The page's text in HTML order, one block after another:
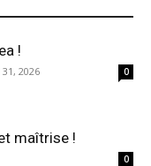
!
2026 0
maîtrise !
0